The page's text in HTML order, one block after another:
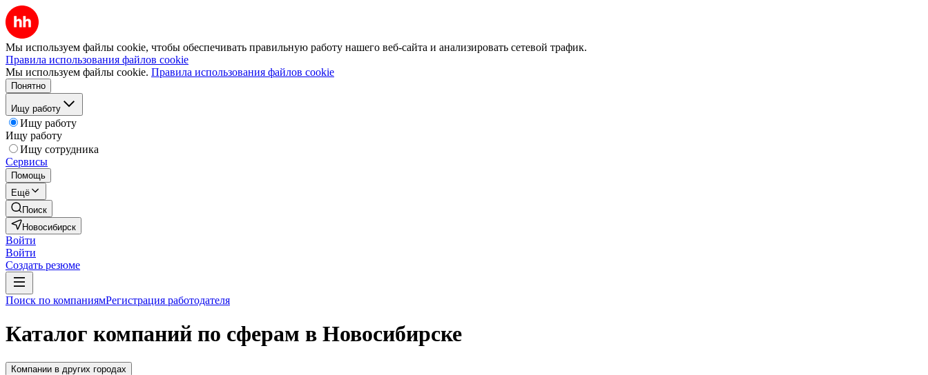
Мы используем файлы cookie, чтобы обеспечивать правильную работу нашего веб-сайта и анализировать сетевой трафик.
Правила использования файлов cookie
Мы используем файлы cookie. Правила использования файлов cookie
Понятно
Ищу работу
Ищу работу
Ищу работу
Ищу сотрудника
Сервисы
Помощь
Ещё
Поиск
Новосибирск
Войти
Войти
Создать резюме
Поиск по компаниямРегистрация работодателя
Каталог компаний по сферам в Новосибирске
Компании в других городах